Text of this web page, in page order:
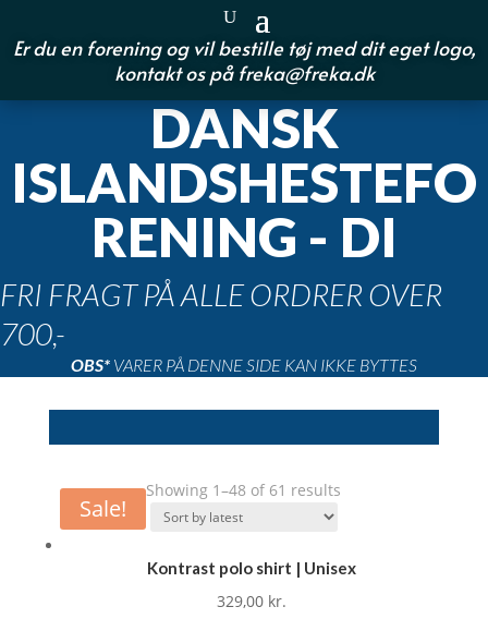
Er du en forening og vil bestille tøj med dit eget logo,
kontakt os på freka@freka.dk
DANSK
ISLANDSHESTEFO
RENING - DI
FRI FRAGT PÅ ALLE ORDRER OVER
700,-
OBS* VARER PÅ DENNE SIDE KAN IKKE BYTTES
Showing 1–48 of 61 results
Kontrast polo shirt | Unisex
329,00 kr.
Sale!